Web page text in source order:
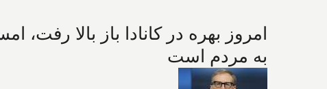
امروز بهره در کانادا باز بالا
به مردم است